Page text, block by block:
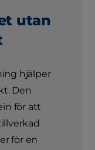
utan
hjälper
Den
för att
för en